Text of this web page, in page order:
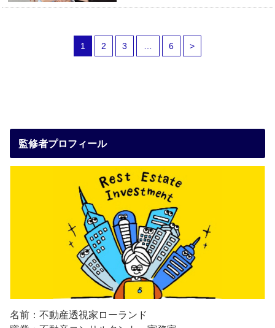
1 2 3 … 6 >
監修者プロフィール
名前：不動産透視家ローランド